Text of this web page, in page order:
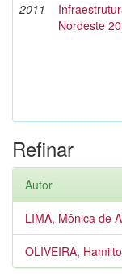
2011
Nordeste
Refinar
Autor
LIMA, Mônica de
OLIVEIRA,